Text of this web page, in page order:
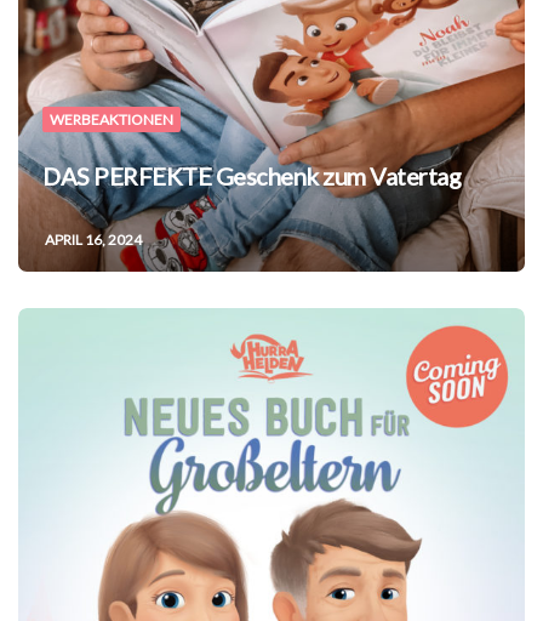
WERBEAKTIONEN
DAS PERFEKTE Geschenk zum Vatertag
APRIL 16, 2024